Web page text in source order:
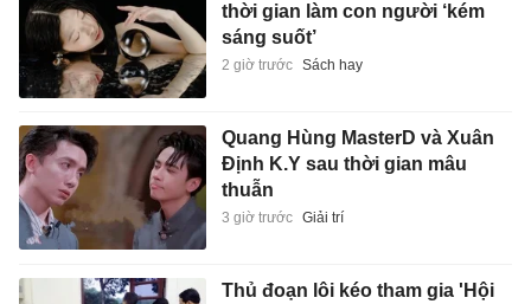
thời gian làm con người ‘kém
sáng suốt’
2 giờ trước Sách hay
Quang Hùng MasterD và Xuân
Định K.Y sau thời gian mâu
thuẫn
3 giờ trước Giải trí
Thủ đoạn lôi kéo tham gia 'Hội